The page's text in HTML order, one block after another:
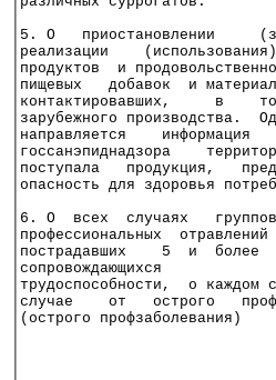
│5. О   приостановлении
│реализации
│продуктов  и
│пищевых   добавок  и
│контактировавших,     в
│зарубежного производства.
│направляется
│госсанэпиднадзора
│поступала   продукция,
│опасность для здоровья
│6. О  всех  случаях
│профессиональных
│пострадавших    5  и
│сопровождающихся
│трудоспособности,  о
│случае    от   острого
│(острого
│
│
│